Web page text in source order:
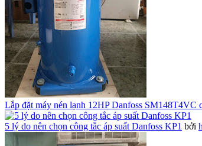
Lắp đặt máy nén lạnh 12HP Danfoss SM148T4VC
5 lý do nên chọn công tắc áp suất Danfoss KP1 bởi